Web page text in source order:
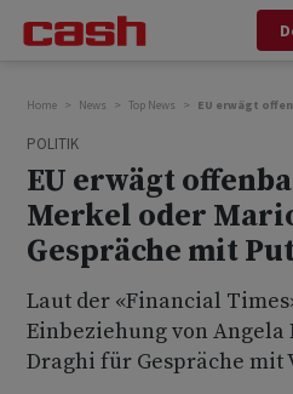
Home News Top News EU erwägt
POLITIK
EU erwägt
Merkel oder
Gespräche mit
Laut der «Financial
Einbeziehung von
Draghi für Gespräche mit